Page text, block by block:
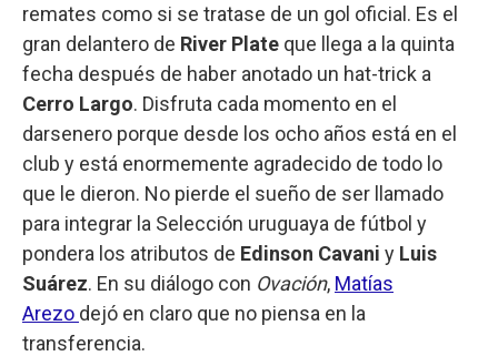
remates como si se tratase de un gol oficial. Es el
gran delantero de River Plate que llega a la quinta
fecha después de haber anotado un hat-trick a
Cerro Largo. Disfruta cada momento en el
darsenero porque desde los ocho años está en el
club y está enormemente agradecido de todo lo
que le dieron. No pierde el sueño de ser llamado
para integrar la Selección uruguaya de fútbol y
pondera los atributos de Edinson Cavani y Luis
Suárez. En su diálogo con Ovación, Matías
Arezo dejó en claro que no piensa en la
transferencia.